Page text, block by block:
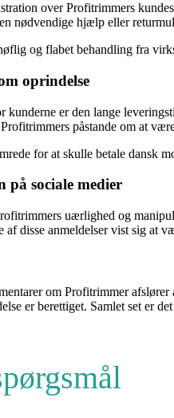
over Profitrimmers
nødvendige hjælp eller
og flabet behandling fra
oprindelse
er den lange
påstande om at
for at skulle betale dansk
sociale medier
uærlighed og
af disse anmeldelser vist sig at
om Profitrimmer
er berettiget. Samlet set er